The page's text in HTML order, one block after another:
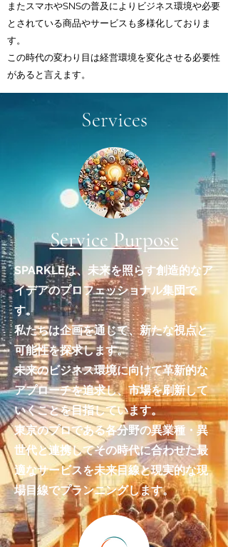
またスマホやSNSの普及によりビジネス環境や必要
とされている商品やサービスも多様化しておりま
す。
この時代の変わり目は経営環境を変化させる必要性
があると言えます。
Services
Service Purpose
SPARKLEは、未来を照らす創造的なア
イデアのプロフェッショナル集団で
す。
私たちは企画を通じて、新たな視点と
可能性を探求します。
未来のビジネス環境に向けて革新的な
アプローチを追求し、市場を刷新して
いくことを目指しています。
​東京のプロである各分野の異業種・異
世代と連携してその時代に合わせた最
適なサービスを未来目線と現実的な現
場目線でプランニングします。